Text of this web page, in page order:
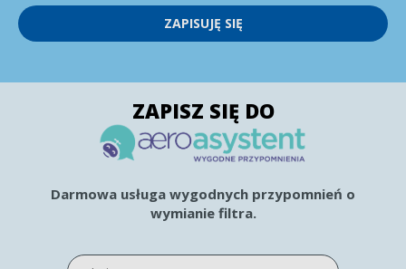
ZAPISUJĘ SIĘ
ZAPISZ SIĘ DO
Darmowa usługa wygodnych przypomnień o
wymianie filtra.